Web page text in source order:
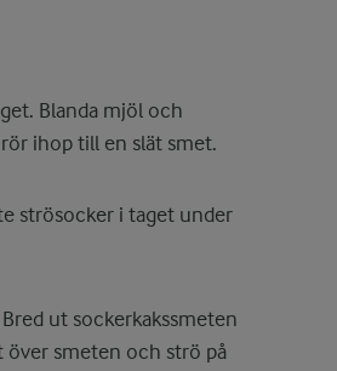
Blanda mjöl och
ihop till en slät smet.
strösocker i taget under
ut sockerkakssmeten
smeten och strö på